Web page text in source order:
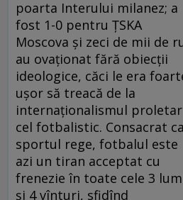
poarta Interului milanez; a
fost 1-0 pentru ŢSKA
Moscova şi zeci de mii de
au ovaţionat fără obiecţii
ideologice, căci le era
uşor să treacă de la
internaţionalismul
cel fotbalistic. Consacrat ca
sportul rege, fotbalul este
azi un tiran acceptat cu
frenezie în toate cele 3
şi 4 vînturi, sfidînd